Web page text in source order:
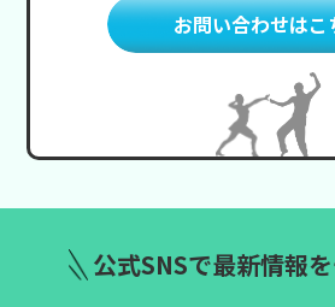
お問い合わせはこ
公式SNSで最新情報